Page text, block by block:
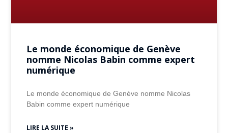
Le monde économique de Genève
nomme Nicolas Babin comme expert
numérique
Le monde économique de Genève nomme Nicolas
Babin comme expert numérique
LIRE LA SUITE »